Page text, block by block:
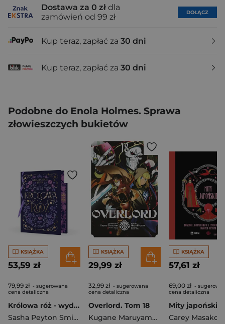
Dostawa za 0 zł dla
zamówień od 99 zł
DOŁĄCZ
Kup teraz, zapłać za 30 dni
Kup teraz, zapłać za 30 dni
Podobne do Enola Holmes. Sprawa
złowieszczych bukietów
KSIĄŻKA
53,59 zł
79,99 zł - sugerowana
cena detaliczna
Królowa róż - wydanie specjalne
Sasha Peyton Smith
KSIĄŻKA
29,99 zł
32,99 zł - sugerowana
cena detaliczna
Overlord. Tom 18
Kugane Maruyama, Fugin Miyama
KSIĄŻKA
57,61 zł
69,00 zł -
cena detaliczna
Carey Masako